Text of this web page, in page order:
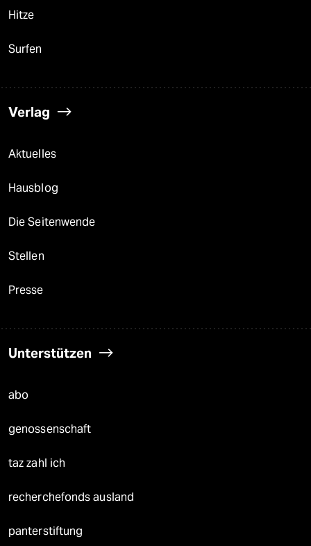
Hitze
Surfen
Verlag
Aktuelles
Hausblog
Die Seitenwende
Stellen
Presse
Unterstützen
abo
genossenschaft
taz zahl ich
recherchefonds ausland
panterstiftung